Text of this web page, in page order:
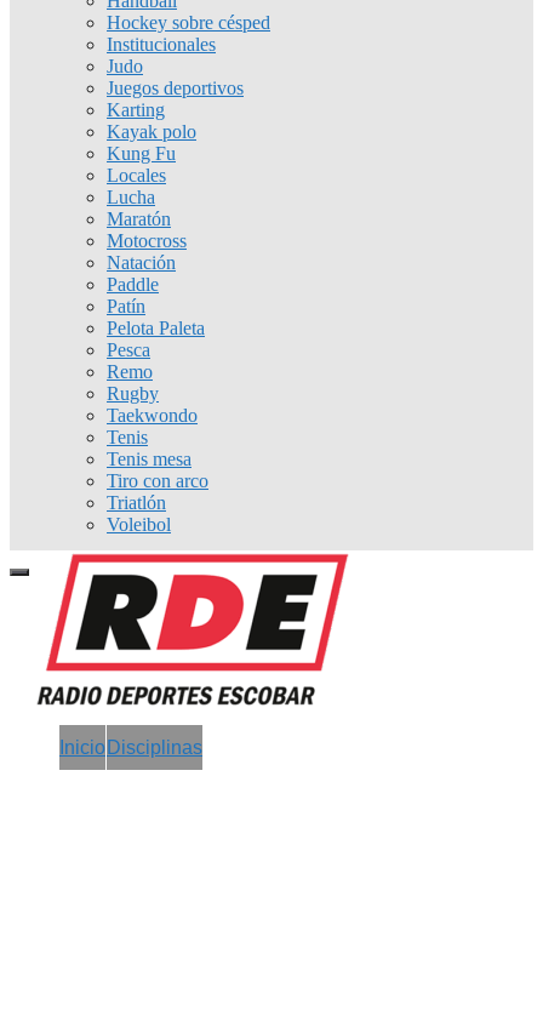
Hockey sobre césped
Institucionales
Judo
Juegos deportivos
Karting
Kayak polo
Kung Fu
Locales
Lucha
Maratón
Motocross
Natación
Paddle
Patín
Pelota Paleta
Pesca
Remo
Rugby
Taekwondo
Tenis
Tenis mesa
Tiro con arco
Triatlón
Voleibol
Inicio Disciplinas